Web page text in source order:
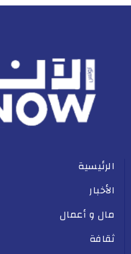
الرئيسية
الأخبار
مال و أعمال
ثقافة